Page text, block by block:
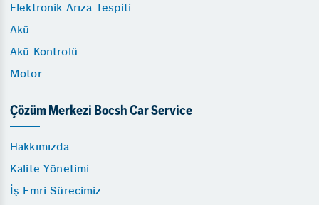
Elektronik Arıza Tespiti
Akü
Akü Kontrolü
Motor
Çözüm Merkezi Bocsh Car Service
Hakkımızda
Kalite Yönetimi
İş Emri Sürecimiz